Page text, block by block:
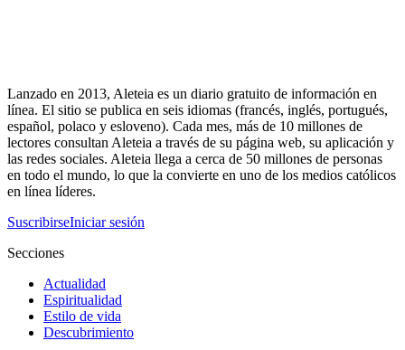
Lanzado en 2013, Aleteia es un diario gratuito de información en
línea. El sitio se publica en seis idiomas (francés, inglés, portugués,
español, polaco y esloveno). Cada mes, más de 10 millones de
lectores consultan Aleteia a través de su página web, su aplicación y
las redes sociales. Aleteia llega a cerca de 50 millones de personas
en todo el mundo, lo que la convierte en uno de los medios católicos
en línea líderes.
SuscribirseIniciar sesión
Secciones
Actualidad
Espiritualidad
Estilo de vida
Descubrimiento